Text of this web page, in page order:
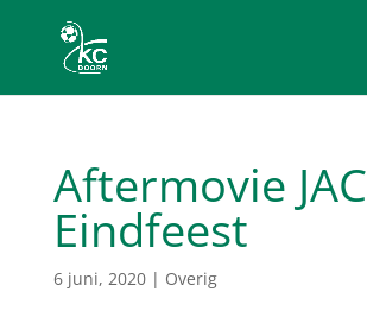
Aftermovie JAC
Eindfeest
6 juni, 2020| Overig